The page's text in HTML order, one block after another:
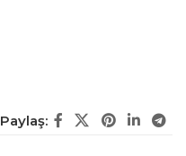
Paylaş: